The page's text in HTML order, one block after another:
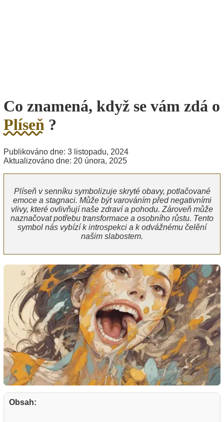
Co znamená, když se vám zdá o
Plíseň ?
Publikováno dne: 3 listopadu, 2024
Aktualizováno dne: 20 února, 2025
Plíseň v senníku symbolizuje skryté obavy, potlačované
emoce a stagnaci. Může být varováním před negativními
vlivy, které ovlivňují naše zdraví a pohodu. Zároveň může
naznačovat potřebu transformace a osobního růstu. Tento
symbol nás vybízí k introspekci a k odvážnému čelění
našim slabostem.
Obsah: